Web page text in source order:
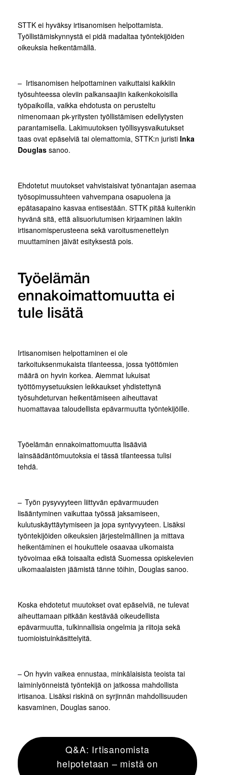
STTK ei hyväksy irtisanomisen helpottamista.
Työllistämiskynnystä ei pidä madaltaa työntekijöiden
oikeuksia heikentämällä.
– Irtisanomisen helpottaminen vaikuttaisi kaikkiin
työsuhteessa oleviin palkansaajiin kaikenkokoisilla
työpaikoilla, vaikka ehdotusta on perusteltu
nimenomaan pk-yritysten työllistämisen edellytysten
parantamisella. Lakimuutoksen työllisyysvaikutukset
taas ovat epäselviä tai olemattomia, STTK:n juristi Inka
Douglas sanoo.
Ehdotetut muutokset vahvistaisivat työnantajan asemaa
työsopimussuhteen vahvempana osapuolena ja
epätasapaino kasvaa entisestään. STTK pitää kuitenkin
hyvänä sitä, että alisuoriutumisen kirjaaminen lakiin
irtisanomisperusteena sekä varoitusmenettelyn
muuttaminen jäivät esityksestä pois.
Työelämän
ennakoimattomuutta ei
tule lisätä
Irtisanomisen helpottaminen ei ole
tarkoituksenmukaista tilanteessa, jossa työttömien
määrä on hyvin korkea. Aiemmat lukuisat
työttömyysetuuksien leikkaukset yhdistettynä
työsuhdeturvan heikentämiseen aiheuttavat
huomattavaa taloudellista epävarmuutta työntekijöille.
Työelämän ennakoimattomuutta lisääviä
lainsäädäntömuutoksia ei tässä tilanteessa tulisi
tehdä.
– Työn pysyvyyteen liittyvän epävarmuuden
lisääntyminen vaikuttaa työssä jaksamiseen,
kulutuskäyttäytymiseen ja jopa syntyvyyteen. Lisäksi
työntekijöiden oikeuksien järjestelmällinen ja mittava
heikentäminen ei houkuttele osaavaa ulkomaista
työvoimaa eikä toisaalta edistä Suomessa opiskelevien
ulkomaalaisten jäämistä tänne töihin, Douglas sanoo.
Koska ehdotetut muutokset ovat epäselviä, ne tulevat
aiheuttamaan pitkään kestävää oikeudellista
epävarmuutta, tulkinnallisia ongelmia ja riitoja sekä
tuomioistuinkäsittelyitä.
– On hyvin vaikea ennustaa, minkälaisista teoista tai
laiminlyönneistä työntekijä on jatkossa mahdollista
irtisanoa. Lisäksi riskinä on syrjinnän mahdollisuuden
kasvaminen, Douglas sanoo.
Q&A: Irtisanomista
helpotetaan – mistä on